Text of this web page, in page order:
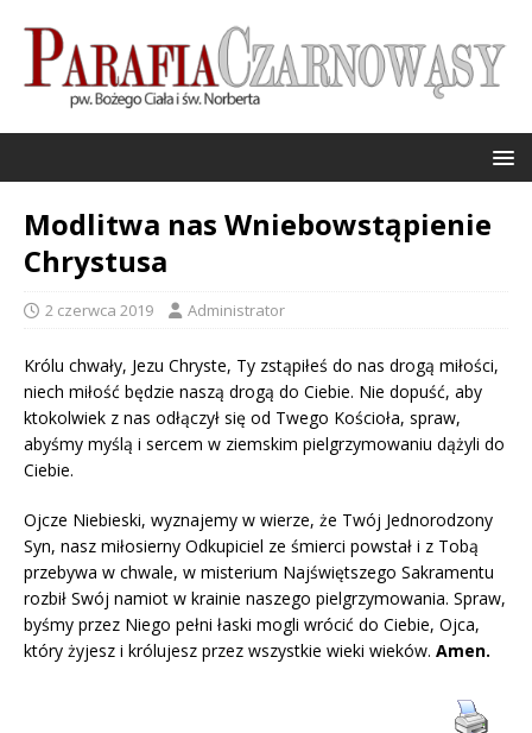
Modlitwa nas Wniebowstąpienie
Chrystusa
2 czerwca 2019 Administrator
Królu chwały, Jezu Chryste, Ty zstąpiłeś do nas drogą miłości,
niech miłość będzie naszą drogą do Ciebie. Nie dopuść, aby
ktokolwiek z nas odłączył się od Twego Kościoła, spraw,
abyśmy myślą i sercem w ziemskim pielgrzymowaniu dążyli do
Ciebie.
Ojcze Niebieski, wyznajemy w wierze, że Twój Jednorodzony
Syn, nasz miłosierny Odkupiciel ze śmierci powstał i z Tobą
przebywa w chwale, w misterium Najświętszego Sakramentu
rozbił Swój namiot w krainie naszego pielgrzymowania. Spraw,
byśmy przez Niego pełni łaski mogli wrócić do Ciebie, Ojca,
który żyjesz i królujesz przez wszystkie wieki wieków. Amen.